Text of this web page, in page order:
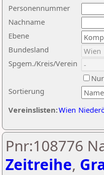
Nachname
Ebene
Sortierung
Personennummer
Bundesland
Spgem./Kreis/Verein
Vereinslisten:Wien
Pnr:108776
Zeitreihe,